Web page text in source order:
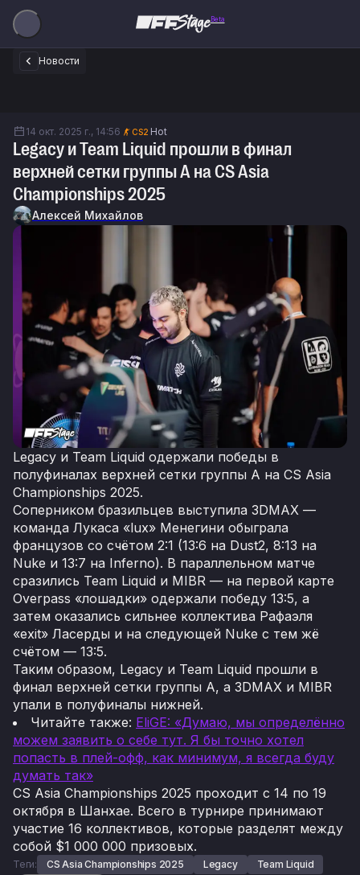
Beta
Новости
14 окт. 2025 г., 14:56 CS2 Hot
Legacy и Team Liquid прошли в финал
верхней сетки группы А на CS Asia
Championships 2025
Алексей Михайлов
Legacy и Team Liquid одержали победы в
полуфиналах верхней сетки группы A на CS Asia
Championships 2025.
Соперником бразильцев выступила 3DMAX —
команда Лукаса «lux» Менегини обыграла
французов со счётом 2:1 (13:6 на Dust2, 8:13 на
Nuke и 13:7 на Inferno). В параллельном матче
сразились Team Liquid и MIBR — на первой карте
Overpass «лошадки» одержали победу 13:5, а
затем оказались сильнее коллектива Рафаэля
«exit» Ласерды и на следующей Nuke с тем жё
счётом — 13:5.
Таким образом, Legacy и Team Liquid прошли в
финал верхней сетки группы A, а 3DMAX и MIBR
упали в полуфиналы нижней.
Читайте также: EliGE: «Думаю, мы определённо
можем заявить о себе тут. Я бы точно хотел
попасть в плей-офф, как минимум, я всегда буду
думать так»
CS Asia Championships 2025 проходит с 14 по 19
октября в Шанхае. Всего в турнире принимают
участие 16 коллективов, которые разделят между
собой $1 000 000 призовых.
Теги: CS Asia Championships 2025 Legacy
Team Liquid